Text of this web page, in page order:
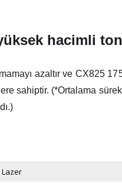
hacimli
azaltır ve
sahiptir. (*Ortalama
Lazer